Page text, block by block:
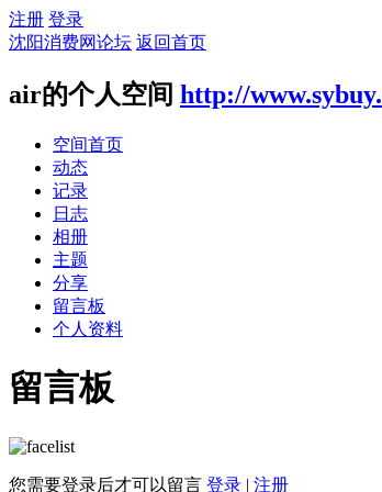
注册 登录
沈阳消费网论坛 返回首页
air的个人空间 http://
空间首页
动态
记录
日志
相册
主题
分享
留言板
个人资料
留言板
您需要登录后才可以留言 登录 | 注册